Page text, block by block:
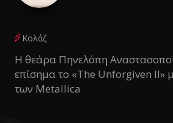
Κολάζ
Η θεάρα Πηνελόπη
επίσημα το «The Unforgiven II»
των Metallica